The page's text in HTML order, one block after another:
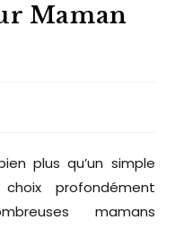
Maman
plus qu’un simple
profondément
mamans